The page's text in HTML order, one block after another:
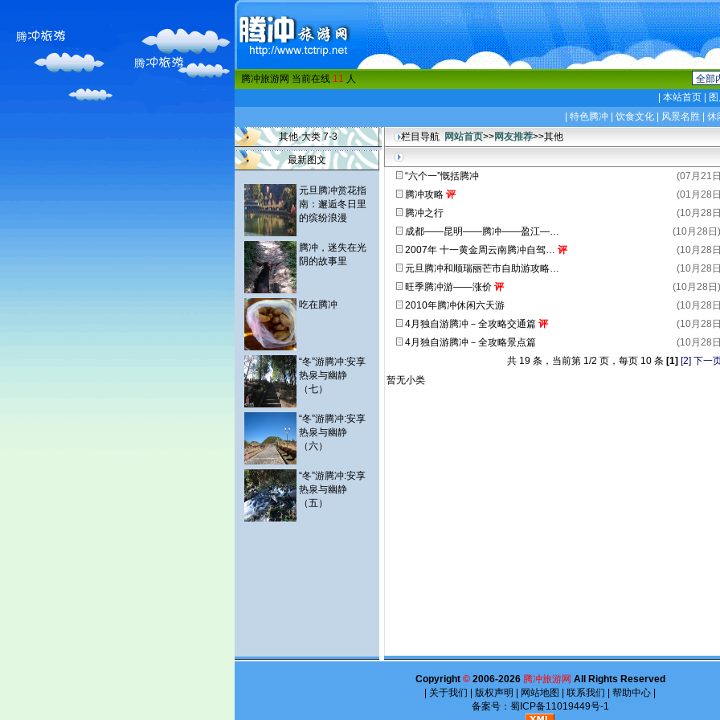
腾冲旅游网 当前在线 11 人
本站首页
特色腾冲 饮食文化 风景名胜
休
其他·大类 7-3
最新图文
元旦腾冲赏花指
南：邂逅冬日里
的缤纷浪漫
腾冲，迷失在光
阴的故事里
吃在腾冲
“冬”游腾冲:安享
热泉与幽静
（七）
“冬”游腾冲:安享
热泉与幽静
（六）
“冬”游腾冲:安享
热泉与幽静
（五）
栏目导航 网站首页>>网友推荐>>其他
“六个一”慨括腾冲
(07月21
腾冲攻略 评
(01月28
腾冲之行
(10月28
成都——昆明——腾冲——盈江—…
(10月28日)
2007年 十一黄金周云南腾冲自驾… 评
(10月28
元旦腾冲和顺瑞丽芒市自助游攻略…
(10月28
旺季腾冲游——涨价 评
(10月28日)
2010年腾冲休闲六天游
(10月28
4月独自游腾冲－全攻略交通篇 评
(10月28
4月独自游腾冲－全攻略景点篇
(10月28
共 19 条，当前第 1/2 页，每页 10 条 [1] [2] 下一
暂无小类
Copyright © 2006-2026 腾冲旅游网 All Rights Reserved
关于我们 版权声明 网站地图 联系我们 帮助中心
备案号： 蜀ICP备11019449号-1